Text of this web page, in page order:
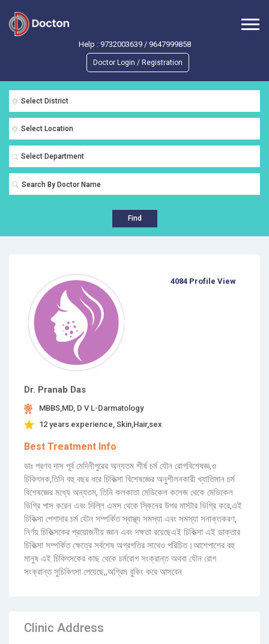
Help : 9732003639/ 9647999858
Doctor Login / Registration
Select District
Select Location
Select Department
Find
Dr. Pranab Das
MBBS,MD, D V L-Darmatology
12 years experience, Skin,Hair,sex
Best Treatment Info
ডাঃ প্রণব দাস পূর্ব মেদিনীপুরের অন্যতম শীর্ষ চর্ম যৌন রোগবিশেষজ্ঞ,ও
চিকিৎসক,তিনি বহু বছর ধরে চিকিত্সা বিশেষজ্ঞের অনুশীলনকারী খ্যাতিমান চর্ম
বিশেষজ্ঞের মধ্যে অন্যতম, তিনি কলকাতা মেডিকেল কলেজ থেকে মেডিকেল
ডিগ্রি পাস করেন এবং দিল্লি এমস থেকে স্কিনের উপর মাস্টার ডিগ্রি করে,এই
চিকিত্সা পেশাদার চর্ম যৌন সম্পর্কিত স্বাস্থ্য সমস্যা এবং সমস্যা সনাক্তকরণ,
নির্ণয় চিকিত্সকের প্রয়োজনীয় জ্ঞান এবং দক্ষতা রয়েছেএই চিকিত্সা এই ডাক্তার
চিকিত্সা সম্পর্কিত ক্ষেত্রে সর্বশেষ অগ্রগতির সাথেও পরিচিত।আশেপাশের বহু
মানুষ এই চিকিৎসকের কাছ থেকে চর্মরোগ সংক্রান্ত অথবা যৌন রোগ
সংক্রান্ত সুচিকিৎসা পেয়েছে,,অগ্রিম বুকিং করে আসবেন
4084 Profile View
Clinic Address